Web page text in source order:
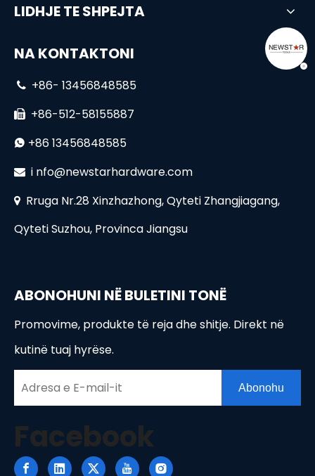
LIDHJE TE SHPEJTA
NA KONTAKTONI
 +86- 13456848585
 +86-512-58155887
 +86 13456848585
 i nfo@newstarhardware.com
 Rruga Nr.28 Xinzhazhong, Qyteti Zhangjiagang,
Qyteti Suzhou, Provinca Jiangsu
ABONOHUNI NË BULETINI TONË
Promovime, produkte të reja dhe shitje. Direkt në
kutinë tuaj hyrëse.
Abonohu
Facebook